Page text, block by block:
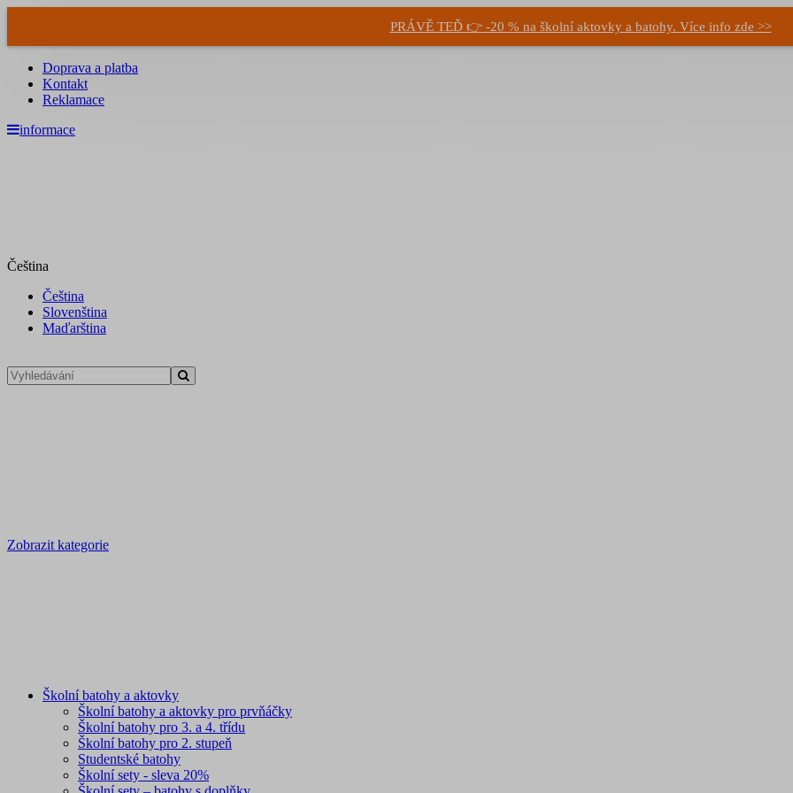
PRÁVĚ TEĎ 👉 -20 % na školní aktovky a batohy. Více info zde >>
Doprava a platba
Kontakt
Reklamace
informace
Čeština
Čeština
Slovenština
Maďarština
Zobrazit kategorie
Školní batohy a aktovky
Školní batohy a aktovky pro prvňáčky
Školní batohy pro 3. a 4. třídu
Školní batohy pro 2. stupeň
Studentské batohy
Školní sety - sleva 20%